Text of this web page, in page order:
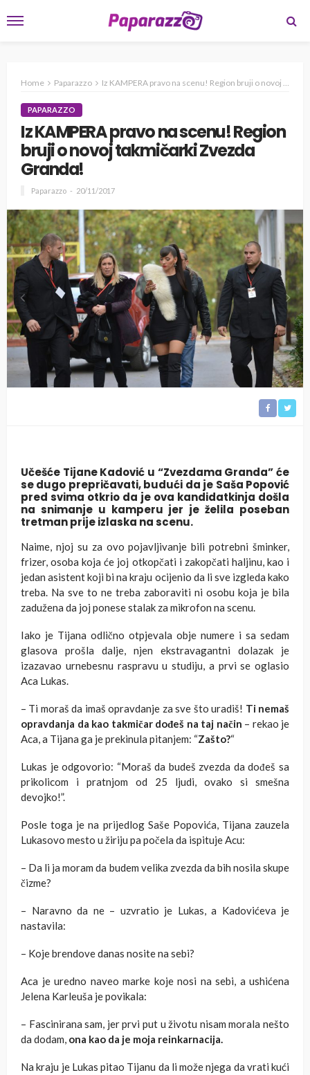
Home Paparazzo Iz KAMPERA pravo na scenu! Region bruji o novoj takmičarki Zvezda Granda!
PAPARAZZO
Iz KAMPERA pravo na scenu! Region
bruji o novoj takmičarki Zvezda
Granda!
Paparazzo 20/11/2017
Učešće Tijane Kadović u “Zvezdama Granda” će
se dugo prepričavati, budući da je Saša Popović
pred svima otkrio da je ova kandidatkinja došla
na snimanje u kamperu jer je želila poseban
tretman prije izlaska na scenu.
Naime, njoj su za ovo pojavljivanje bili potrebni šminker,
frizer, osoba koja će joj otkopčati i zakopčati haljinu, kao i
jedan asistent koji bi na kraju ocijenio da li sve izgleda kako
treba. Na sve to ne treba zaboraviti ni osobu koja je bila
zadužena da joj ponese stalak za mikrofon na scenu.
Iako je Tijana odlično otpjevala obje numere i sa sedam
glasova prošla dalje, njen ekstravagantni dolazak je
izazavao urnebesnu raspravu u studiju, a prvi se oglasio
Aca Lukas.
– Ti moraš da imaš opravdanje za sve što uradiš! Ti nemaš
opravdanja da kao takmičar dođeš na taj način – rekao je
Aca, a Tijana ga je prekinula pitanjem: “Zašto?“
Lukas je odgovorio: “Moraš da budeš zvezda da dođeš sa
prikolicom i pratnjom od 25 ljudi, ovako si smešna
devojko!”.
Posle toga je na prijedlog Saše Popovića, Tijana zauzela
Lukasovo mesto u žiriju pa počela da ispituje Acu:
– Da li ja moram da budem velika zvezda da bih nosila skupe
čizme?
– Naravno da ne – uzvratio je Lukas, a Kadovićeva je
nastavila:
– Koje brendove danas nosite na sebi?
Aca je uredno naveo marke koje nosi na sebi, a ushićena
Jelena Karleuša je povikala:
– Fascinirana sam, jer prvi put u životu nisam morala nešto
da dodam, ona kao da je moja reinkarnacija.
Na kraju je Lukas pitao Tijanu da li može njega da vrati kući